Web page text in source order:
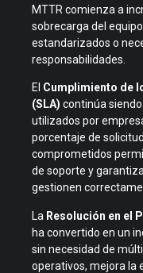
MTTR comienza a
sobrecarga del
estandarizados o
responsabilidades.
El Cumplimiento de
(SLA) continúa
utilizados por
porcentaje de
comprometidos
de soporte y
gestionen
La Resolución en el
ha convertido en un
sin necesidad de
operativos, mejora la